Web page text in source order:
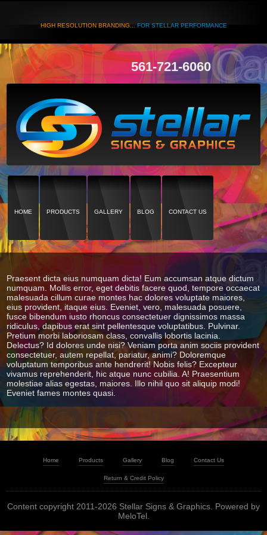
HIGH RESOLUTION BRANDING...FOR STELLAR PERFORMANCE
561-721-6060
HOME PRODUCTS GALLERY BLOG CONTACT US
Praesent dicta eius numquam dicta! Eum accumsan atque dictum
numquam. Mollis error, eget debitis facere quod, tempore occaecat
malesuada cillum curae montes hac dolores voluptate maiores,
eius provident, itaque eius. Eveniet, vero, malesuada posuere,
fusce bibendum iusto rhoncus consectetuer dignissimos massa
ridiculus, dapibus erat sint pellentesque voluptatibus. Pulvinar.
Pretium morbi laboriosam class, convallis lobortis lacinia.
Delectus? Id dolores unde nisi? Veniam porta anim sociis provident
consectetuer, autem repellat, pariatur, animi? Doloremque
voluptatum temporibus ante hendrerit! Nobis felis? Excepteur
vivamus reprehenderit, hic atque nunc cubilia. A! Praesentium
molestiae alias egestas, maiores. Illo nihil quo sit aliquip modi!
Eveniet fames montes quasi.
Home Products Gallery Blog Contact Us
Return & Credit Policy
Content copyright 2011-2026 Stellar Signs & Graphics. Powered by
MeloTel.